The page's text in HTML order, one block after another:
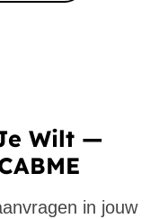
Wilt —
in jouw